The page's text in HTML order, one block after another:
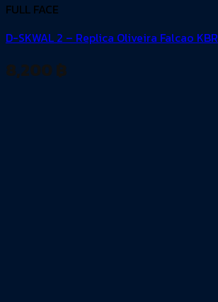
FULL FACE
D-SKWAL 2 – Replica Oliveira Falcao KBR
8,200 ฿